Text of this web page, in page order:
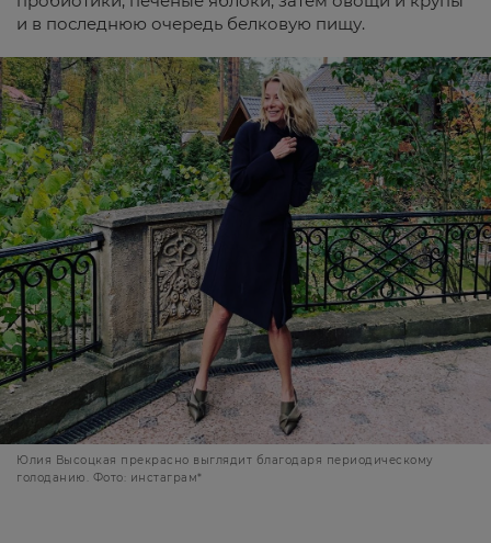
и в последнюю очередь белковую пищу.
Юлия Высоцкая прекрасно выглядит благодаря периодическому
голоданию. Фото: инстаграм*